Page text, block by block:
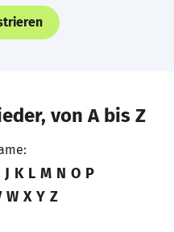
von A bis Z
J K L M N O P
W X Y Z